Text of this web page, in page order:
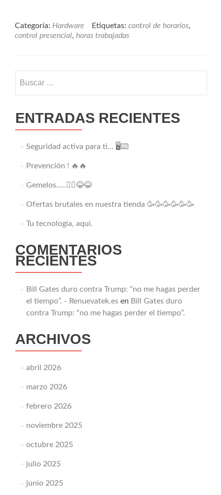
Categoría: Hardware Etiquetas: control de horarios,
control presencial, horas trabajadas
ENTRADAS RECIENTES
Seguridad activa para ti… 🖥️⌨️
Prevención ! 🔥🔥
Gemelos…..👯‍♂️😂😂
Ofertas brutales en nuestra tienda 🥳🥳🥳🥳🥳🥳
Tu tecnología, aquí.
COMENTARIOS
RECIENTES
Bill Gates duro contra Trump: “no me hagas perder
el tiempo”. - Renuevatek.esen Bill Gates duro
contra Trump: “no me hagas perder el tiempo”.
ARCHIVOS
abril 2026
marzo 2026
febrero 2026
noviembre 2025
octubre 2025
julio 2025
junio 2025